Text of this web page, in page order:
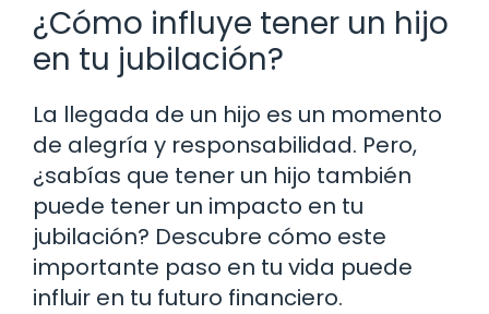
¿Cómo influye tener un hijo
en tu jubilación?
La llegada de un hijo es un momento
de alegría y responsabilidad. Pero,
¿sabías que tener un hijo también
puede tener un impacto en tu
jubilación? Descubre cómo este
importante paso en tu vida puede
influir en tu futuro financiero.